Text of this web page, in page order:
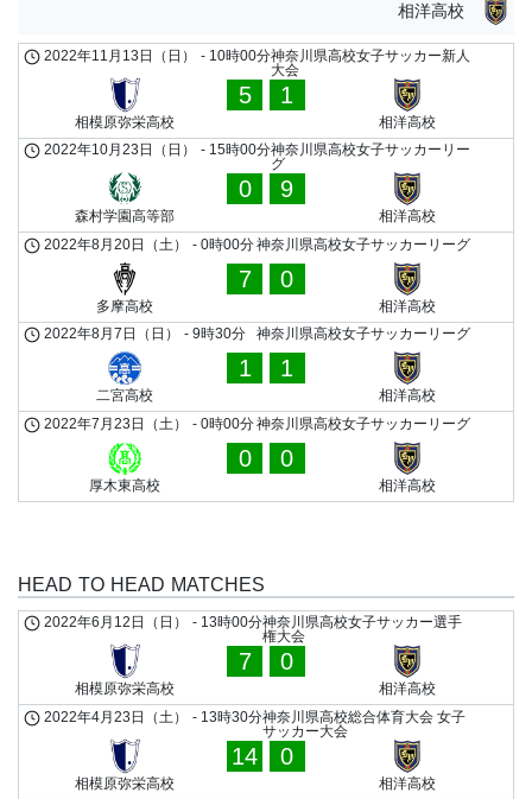
相洋高校
神奈川県高校女子サッカー新人
大会
2022年11月13日（日） - 10時00分
相模原弥栄高校
5 1
相洋高校
神奈川県高校女子サッカーリー
グ
2022年10月23日（日） - 15時00分
森村学園高等部
0 9
相洋高校
神奈川県高校女子サッカーリーグ
2022年8月20日（土） - 0時00分
多摩高校
7 0
相洋高校
神奈川県高校女子サッカーリーグ
2022年8月7日（日） - 9時30分
二宮高校
1 1
相洋高校
神奈川県高校女子サッカーリーグ
2022年7月23日（土） - 0時00分
厚木東高校
0 0
相洋高校
HEAD TO HEAD MATCHES
神奈川県高校女子サッカー選手
権大会
2022年6月12日（日） - 13時00分
相模原弥栄高校
7 0
相洋高校
神奈川県高校総合体育大会 女子
サッカー大会
2022年4月23日（土） - 13時30分
相模原弥栄高校
14 0
相洋高校